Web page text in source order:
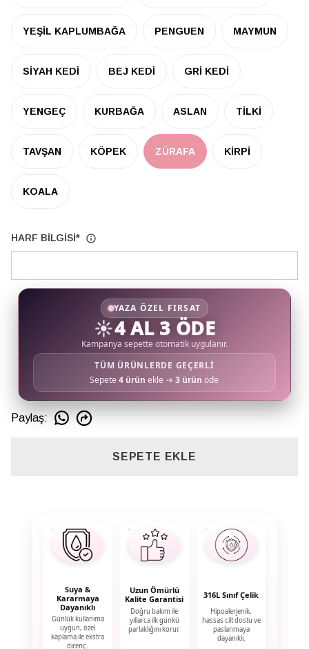
YEŞİL KAPLUMBAĞA PENGUEN MAYMUN
SİYAH KEDİ BEJ KEDİ GRİ KEDİ
YENGEÇ KURBAĞA ASLAN TİLKİ
TAVŞAN KÖPEK ZÜRAFA KİRPİ
KOALA
HARF BİLGİSİ*
YAZA ÖZEL FIRSAT
☀️4 AL 3 ÖDE
Kampanya sepette otomatik uygulanır.
TÜM ÜRÜNLERDE GEÇERLİ
Sepete4 ürün ekle →3 ürün öde
Paylaş:
SEPETE EKLE
Suya &
Kararmaya
Dayanıklı
Günlük kullanıma
uygun, özel
kaplama ile ekstra
direnç.
Uzun Ömürlü
Kalite Garantisi
Doğru bakım ile
yıllarca ilk günkü
parlaklığını korur.
316L Sınıf Çelik
Hipoalerjenik,
hassas cilt dostu ve
paslanmaya
dayanıklı.